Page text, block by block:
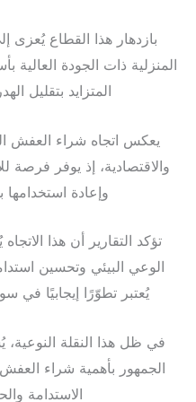
بازدهار هذا القطاع يُعزى
المنزلية ذات الجودة العالية
المتزايد بتقليل
يعكس اتجاه شراء العفش
والاقتصادية، إذ يوفر فرصة
وإعادة
تؤكد التقارير أن هذا
الوعي البيئي وتحسين
يُعتبر تطوّرًا إيجابيًا في
في ظل هذا النقلة
الجمهور بأهمية شراء
الاستدامة